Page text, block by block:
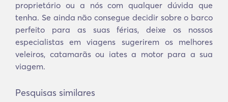
proprietário ou a nós com qualquer dúvida que
tenha. Se ainda não consegue decidir sobre o barco
perfeito para as suas férias, deixe os nossos
especialistas em viagens sugerirem os melhores
veleiros, catamarãs ou iates a motor para a sua
viagem.
Pesquisas similares